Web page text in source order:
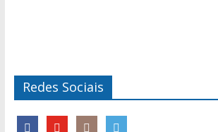
Redes Sociais